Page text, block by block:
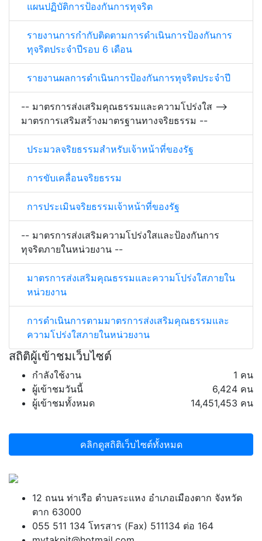
แผนปฏิบัติการป้องกันการทุจริต
รายงานการกำกับติดตามการดำเนินการป้องกันการ
ทุจริตประจำปีรอบ 6 เดือน
รายงานผลการดำเนินการป้องกันการทุจริตประจำปี
-- มาตรการส่งเสริมคุณธรรมและความโปร่งใส -->
มาตรการเสริมสร้างมาตรฐานทางจริยธรรม --
ประมวลจริยธรรมสำหรับเจ้าหน้าที่ของรัฐ
การขับเคลื่อนจริยธรรม
การประเมินจริยธรรมเจ้าหน้าที่ของรัฐ
-- มาตรการส่งเสริมความโปร่งใสและป้องกันการ
ทุจริตภายในหน่วยงาน --
มาตรการส่งเสริมคุณธรรมและความโปร่งใสภายใน
หน่วยงาน
การดำเนินการตามมาตรการส่งเสริมคุณธรรมและ
ความโปร่งใสภายในหน่วยงาน
สถิติผู้เข้าชมเว็บไซต์
กำลังใช้งาน
1 คน
ผู้เข้าชมวันนี้
6,424 คน
ผู้เข้าชมทั้งหมด
14,451,453 คน
คลิกดูสถิติเว็บไซต์ทั้งหมด
12 ถนน ท่าเรือ ตำบลระแหง อำเภอเมืองตาก จังหวัด
ตาก 63000
055 511 134 โทรสาร (Fax) 511134 ต่อ 164